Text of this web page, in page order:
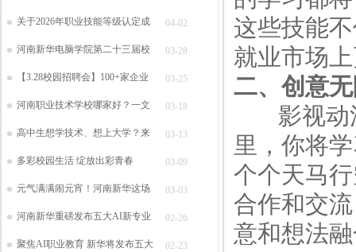
关于2026年职业技能等级认定成 04-02
河南新华电脑学院第二十三届校 03-28
【3.28校园招聘会】100+家企业 03-25
河南职业技术学校哪家好？一文 03-18
高中生想学技术、想上大学？来 03-13
多彩校园生活 绽放出彩青春 03-09
元气满满闹元宵！河南新华这场 03-03
河南新华重磅发布五大AI新专业 02-26
聚焦AI职业教育 新华将发布五大 02-23
这些技能
就业市场
二、创意
影视动漫
里，你将
个个天马
合作和交
意和想法